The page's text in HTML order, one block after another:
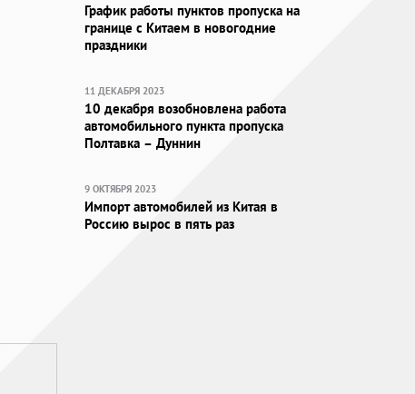
График работы пунктов пропуска на
границе с Китаем в новогодние
праздники
11 ДЕКАБРЯ 2023
10 декабря возобновлена работа
автомобильного пункта пропуска
Полтавка – Дуннин
9 ОКТЯБРЯ 2023
Импорт автомобилей из Китая в
Россию вырос в пять раз